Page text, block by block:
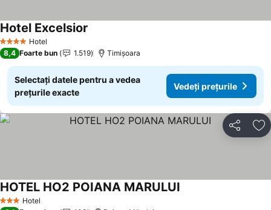
4 Stele Hotel
Hotel Excelsior
8,4 Foarte bun 1.519 Timișoara
Selectați datele pentru a vedea
prețurile exacte
Vedeți prețurile
Distribuiți
3 SteleHotel
HOTEL HO2 POIANA MARULUI